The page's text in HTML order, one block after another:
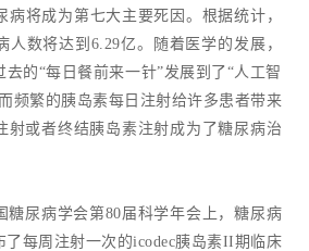
病将成为第七大主要死因。根据统计，
人数将达到6.29亿。随着医学的发展，
的“每日餐前来一针”发展到了“人工智
频繁的胰岛素每日注射给许多患者带来
射或者终结胰岛素注射成为了糖尿病治
糖尿病学会第80届科学年会上，糖尿病
了每周注射一次的icodec胰岛素II期临床